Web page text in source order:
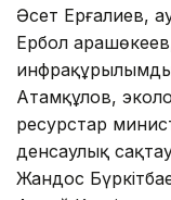
Әсет Ерғалиев,
Ербол
Атамқұлов,
ресурстар
денсаулық
Жандос